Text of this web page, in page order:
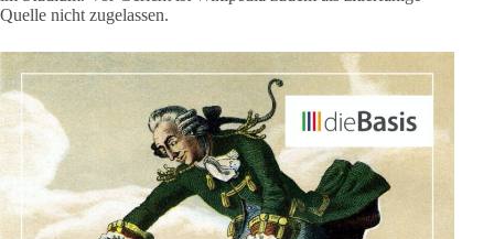
Quelle nicht zugelassen.